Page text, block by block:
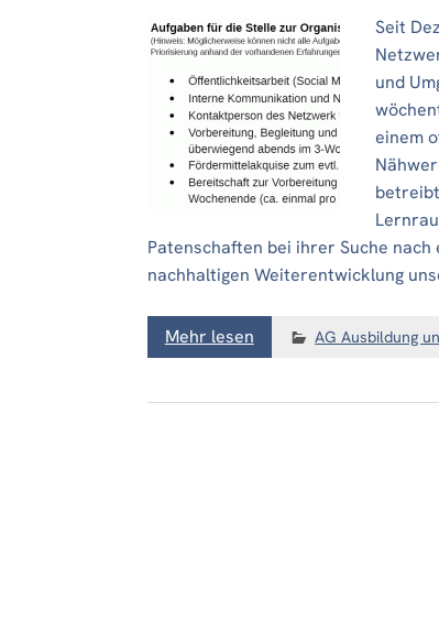
Seit
und
einem
Patenschaften bei ihrer Suche
nachhaltigen Weiterentwicklung
Mehr lesen AG Ausbildung